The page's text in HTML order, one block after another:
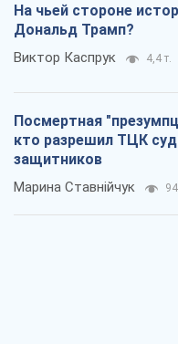
На чьей стороне
Дональд Трамп?
Виктор Каспрук 4,4 т.
Посмертная
кто разрешил ТЦК
защитников
Марина Ставнійчук